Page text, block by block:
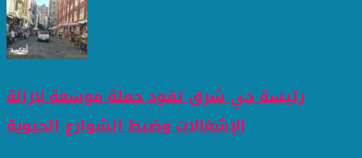
رئيسة حي شرق تقود حملة موسعة لإزالة
الإشغالات وضبط الشوارع الحيوية